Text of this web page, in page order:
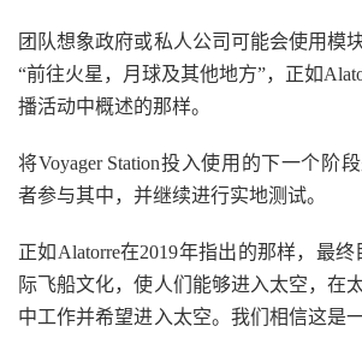
团队想象政府或私人公司可能会使用模
“前往火星，月球及其他地方”，正如
播活动中概述的那样。
将Voyager Station投入使用的下一个阶
者参与其中，并继续进行实地测试。
正如Alatorre在2019年指出的那样，最
际飞船文化，使人们能够进入太空，在
中工作并希望进入太空。我们相信这是